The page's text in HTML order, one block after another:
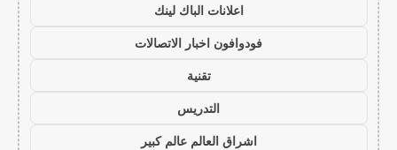
اعلانات الباك لينك
فودوافون اخبار الاتصالات
تقنية
التدريس
اشراق العالم عالم كبير